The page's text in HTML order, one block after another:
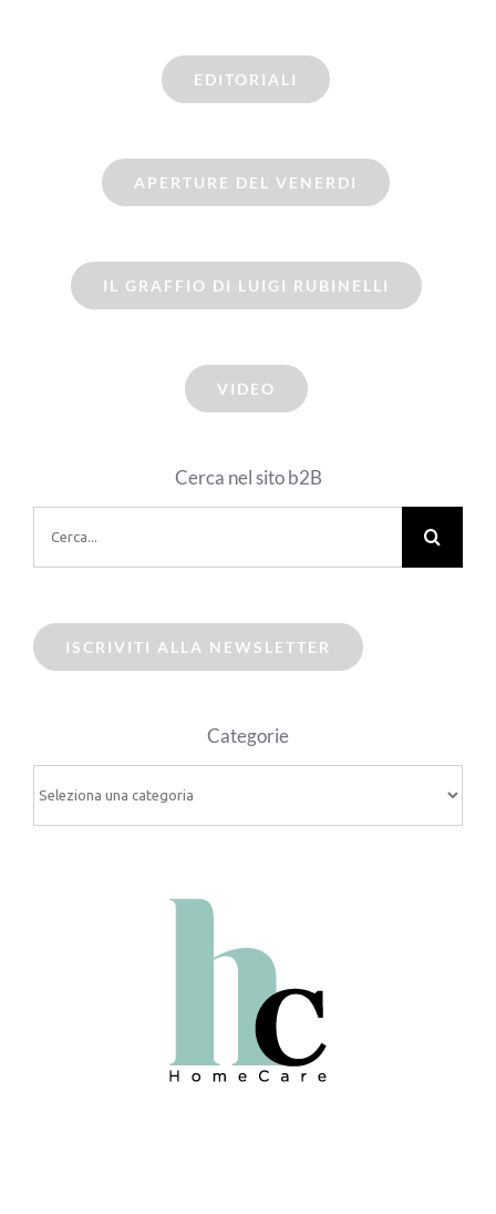
EDITORIALI
APERTURE DEL VENERDI
IL GRAFFIO DI LUIGI RUBINELLI
VIDEO
Cerca nel sito b2B
per:
ISCRIVITI ALLA NEWSLETTER
Categorie